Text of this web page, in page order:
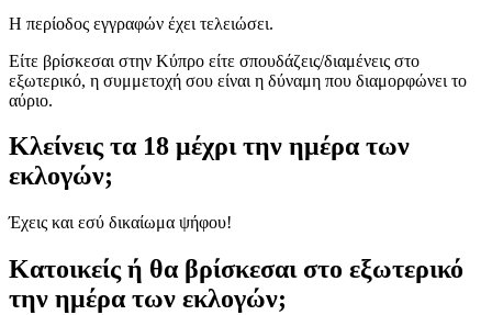
Η περίοδος εγγραφών έχει τελειώσει.
Είτε βρίσκεσαι στην Κύπρο είτε σπουδάζεις/διαμένεις στο
εξωτερικό, η συμμετοχή σου είναι η δύναμη που διαμορφώνει το
αύριο.
Κλείνεις τα 18 μέχρι την ημέρα των
εκλογών;
Έχεις και εσύ δικαίωμα ψήφου!
Κατοικείς ή θα βρίσκεσαι στο εξωτερικό
την ημέρα των εκλογών;